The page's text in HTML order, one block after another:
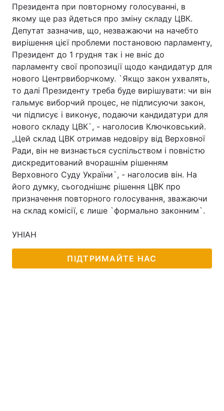
Спорт Наука
Техно і зв'язок Лайт
Зброя Інциденти
Здоров'я Туризм
Цікавинки Погода
Екологія Регіони
Лонгріди
Відео з Youtube Статті
Інтерв'ю Думки
Архів Вакансії
Контакти
Президента при повторному голосуванні, в
якому ще раз йдеться про зміну складу ЦВК.
Депутат зазначив, що, незважаючи на начебто
вирішення цієї проблеми постановою парламенту,
Президент до 1 грудня так і не вніс до
парламенту свої пропозиції щодо кандидатур для
нового Центрвиборчкому. `Якщо закон ухвалять,
то далі Президенту треба буде вирішувати: чи він
гальмує виборчий процес, не підписуючи закон,
чи підписує і виконує, подаючи кандидатури для
нового складу ЦВК`, - наголосив Ключковський.
„Цей склад ЦВК отримав недовіру від Верховної
Ради, він не визнається суспільством і повністю
дискредитований вчорашнім рішенням
Верховного Суду України`, - наголосив він. На
його думку, сьогоднішнє рішення ЦВК про
призначення повторного голосування, зважаючи
на склад комісії, є лише `формально законним`.
УНІАН
ПІДТРИМАЙТЕ НАС